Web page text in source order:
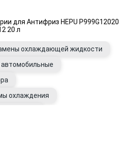
для Антифриз HEPU P999G12020
20 л
охлаждающей жидкости
автомобильные
охлаждения